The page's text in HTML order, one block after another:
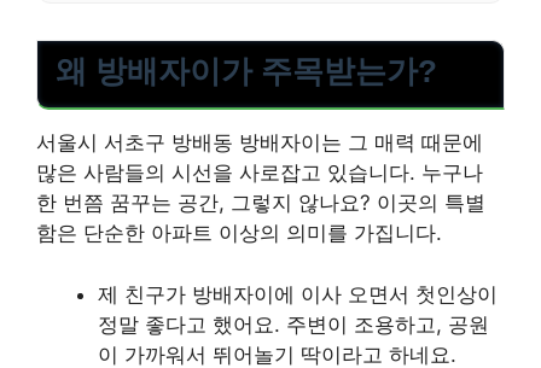
왜 방배자이가 주목받는가?
서울시 서초구 방배동 방배자이는 그 매력 때문에
많은 사람들의 시선을 사로잡고 있습니다. 누구나
한 번쯤 꿈꾸는 공간, 그렇지 않나요? 이곳의 특별
함은 단순한 아파트 이상의 의미를 가집니다.
제 친구가 방배자이에 이사 오면서 첫인상이
정말 좋다고 했어요. 주변이 조용하고, 공원
이 가까워서 뛰어놀기 딱이라고 하네요.